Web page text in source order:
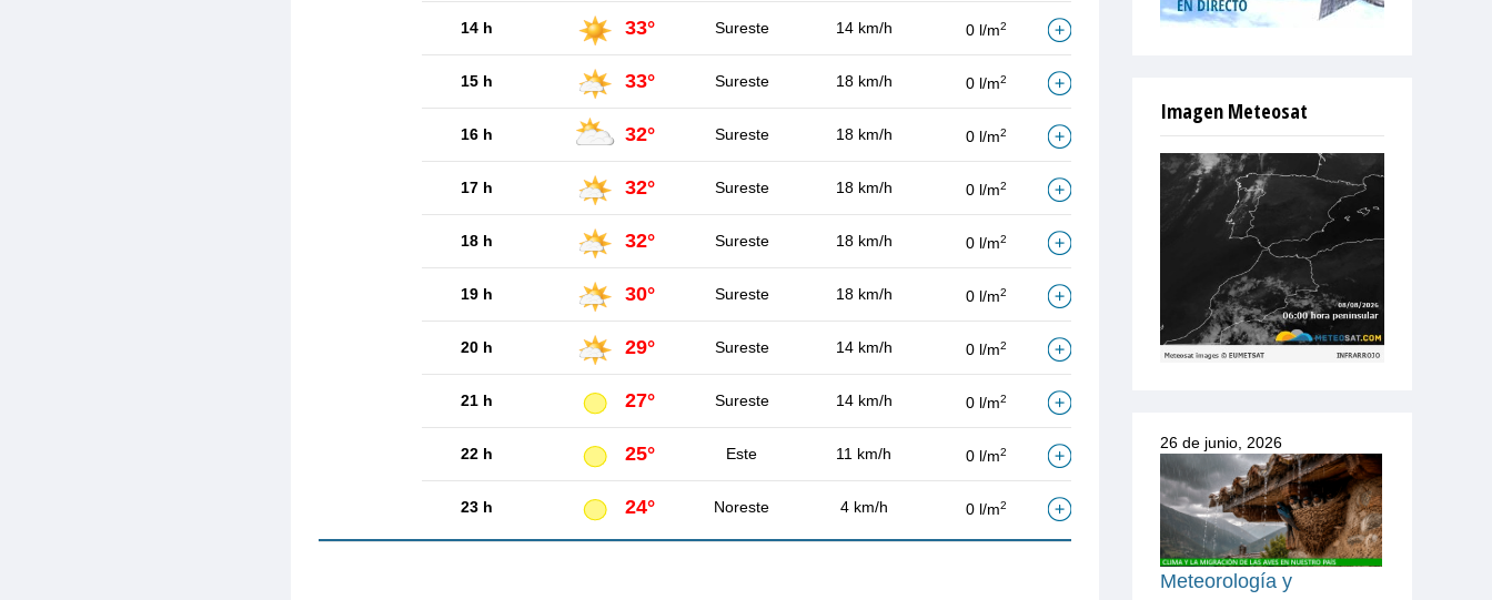
14 h 33° Sureste 14 km/h 0 l/m2
15 h 33° Sureste 18 km/h 0 l/m2
16 h 32° Sureste 18 km/h 0 l/m2
17 h 32° Sureste 18 km/h 0 l/m2
18 h 32° Sureste 18 km/h 0 l/m2
19 h 30° Sureste 18 km/h 0 l/m2
20 h 29° Sureste 14 km/h 0 l/m2
21 h 27° Sureste 14 km/h 0 l/m2
22 h 25° Este 11 km/h 0 l/m2
23 h 24° Noreste 4 km/h 0 l/m2
Imagen Meteosat
26 de junio, 2026
Meteorología y